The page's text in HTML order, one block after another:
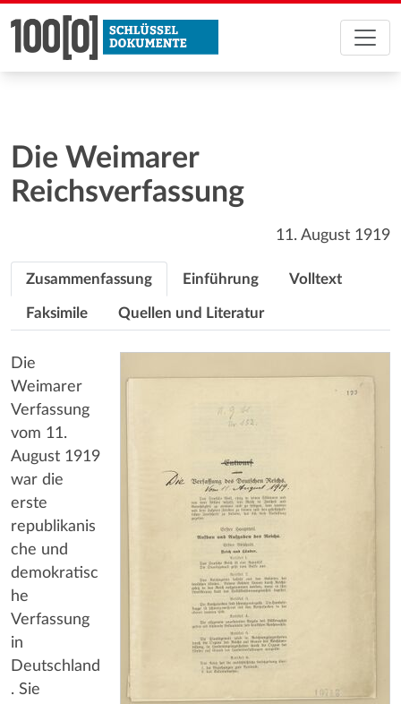
Die Weimarer
Reichsverfassung
11. August 1919
Zusammenfassung Einführung Volltext
Faksimile Quellen und Literatur
Die
Weimarer
Verfassung
vom 11.
August 1919
war die
erste
republikanis
che und
demokratisc
he
Verfassung
in
Deutschland
. Sie